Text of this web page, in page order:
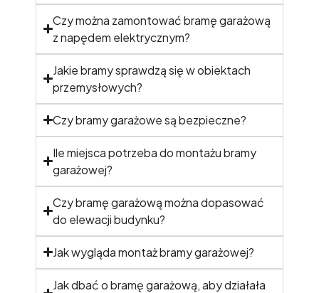
Czy można zamontować bramę garażową
z napędem elektrycznym?
Jakie bramy sprawdzą się w obiektach
przemysłowych?
Czy bramy garażowe są bezpieczne?
Ile miejsca potrzeba do montażu bramy
garażowej?
Czy bramę garażową można dopasować
do elewacji budynku?
Jak wygląda montaż bramy garażowej?
Jak dbać o bramę garażową, aby działała